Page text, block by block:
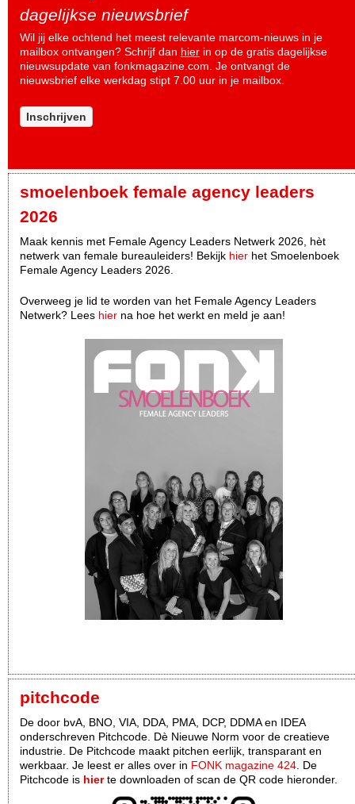
dagelijkse nieuwsbrief
Wil jij elke ochtend het meest relevante marcom-nieuws in je
mailbox ontvangen? Schrijf dan hier in op de gratis dagelijkse
nieuwsupdate van fonkmagazine.com. Je ontvangt de
nieuwsbrief elke werkdag stipt 7.00 uur in je mailbox.
Inschrijven
smoelenboek female agency leaders
2026
Maak kennis met Female Agency Leaders Netwerk 2026, hèt
netwerk van female bureauleiders! Bekijk hier het Smoelenboek
Female Agency Leaders 2026.
Overweeg je lid te worden van het Female Agency Leaders
Netwerk? Lees hier na hoe het werkt en meld je aan!
pitchcode
De door bvA, BNO, VIA, DDA, PMA, DCP, DDMA en IDEA
onderschreven Pitchcode. Dè Nieuwe Norm voor de creatieve
industrie. De Pitchcode maakt pitchen eerlijk, transparant en
werkbaar. Je leest er alles over in FONK magazine 424 . De
Pitchcode is hierte downloaden of scan de QR code hieronder.